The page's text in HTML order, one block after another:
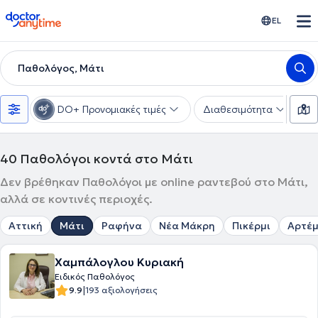
doctoranytime EL
Παθολόγος, Μάτι
DO+ Προνομιακές τιμές Διαθεσιμότητα
40 Παθολόγοι κοντά στο Μάτι
Δεν βρέθηκαν Παθολόγοι με online ραντεβού στο Μάτι,
αλλά σε κοντινές περιοχές.
Αττική Μάτι Ραφήνα Νέα Μάκρη Πικέρμι
Χαμπάλογλου Κυριακή
Ειδικός Παθολόγος
9.9|193 αξιολογήσεις